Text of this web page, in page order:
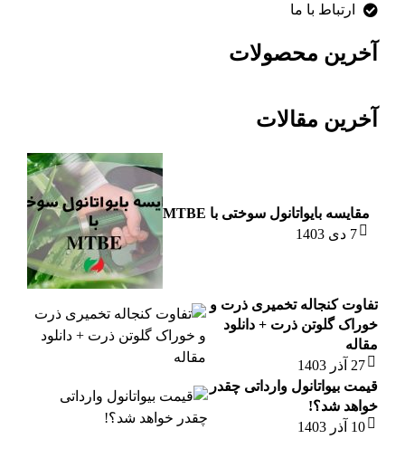
ارتباط با ما
آخرین محصولات
آخرین مقالات
مقایسه بایواتانول سوختی با MTBE
7 دی 1403
تفاوت کنجاله تخمیری ذرت و
خوراک گلوتن ذرت + دانلود
مقاله
27 آذر 1403
قیمت بیواتانول وارداتی چقدر
خواهد شد؟!
10 آذر 1403